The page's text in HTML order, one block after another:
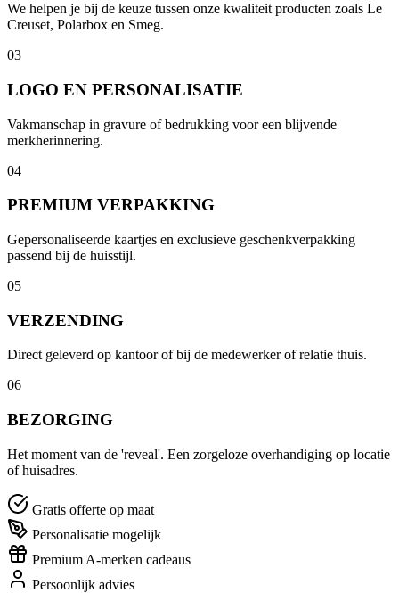
We helpen je bij de keuze tussen onze kwaliteit producten zoals Le
Creuset, Polarbox en Smeg.
03
LOGO EN PERSONALISATIE
Vakmanschap in gravure of bedrukking voor een blijvende
merkherinnering.
04
PREMIUM VERPAKKING
Gepersonaliseerde kaartjes en exclusieve geschenkverpakking
passend bij de huisstijl.
05
VERZENDING
Direct geleverd op kantoor of bij de medewerker of relatie thuis.
06
BEZORGING
Het moment van de 'reveal'. Een zorgeloze overhandiging op locatie
of huisadres.
Gratis offerte op maat
Personalisatie mogelijk
Premium A-merken cadeaus
Persoonlijk advies